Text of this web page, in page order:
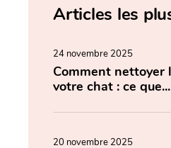
Articles les
24 novembre 2025
Comment nettoyer
votre chat : ce que...
20 novembre 2025